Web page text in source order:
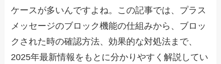
ケースが多いんですよね。この記事では、プラス
メッセージのブロック機能の仕組みから、ブロッ
クされた時の確認方法、効果的な対処法まで、
2025年最新情報をもとに分かりやすく解説してい